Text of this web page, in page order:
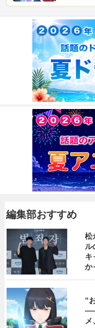
編集部おすすめ
松
ル
キ
か
“